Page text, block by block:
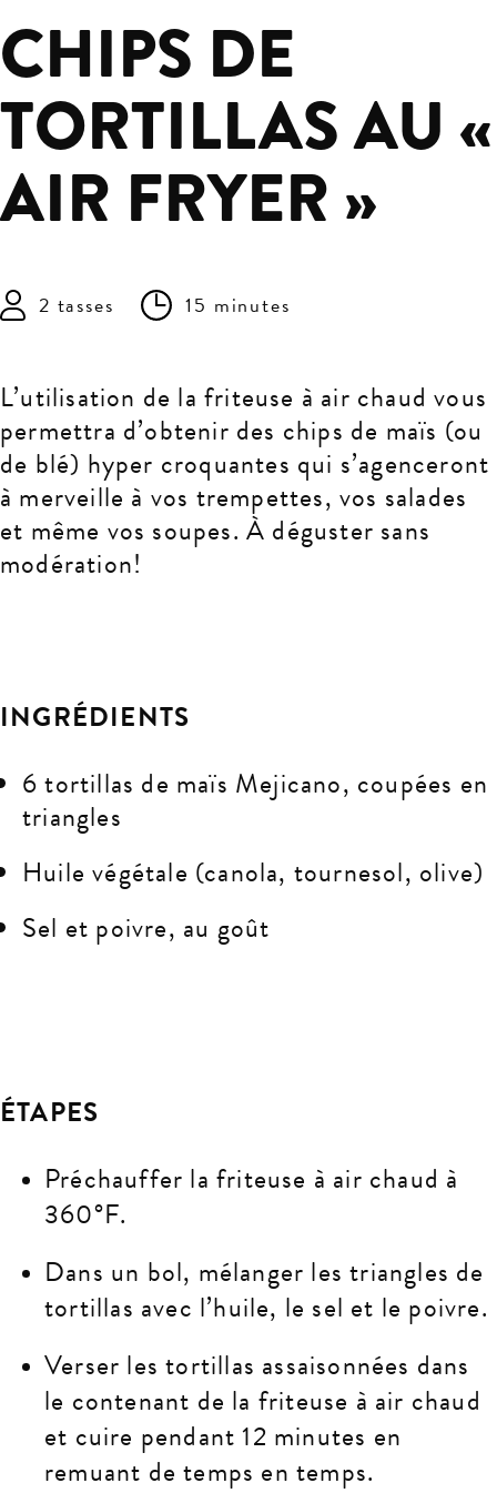
CHIPS DE
TORTILLAS AU «
AIR FRYER »
2 tasses 15 minutes
L’utilisation de la friteuse à air chaud vous
permettra d’obtenir des chips de maïs (ou
de blé) hyper croquantes qui s’agenceront
à merveille à vos trempettes, vos salades
et même vos soupes. À déguster sans
modération!
INGRÉDIENTS
6 tortillas de maïs Mejicano, coupées en
triangles
Huile végétale (canola, tournesol, olive)
Sel et poivre, au goût
ÉTAPES
Préchauffer la friteuse à air chaud à
360°F.
Dans un bol, mélanger les triangles de
tortillas avec l’huile, le sel et le poivre.
Verser les tortillas assaisonnées dans
le contenant de la friteuse à air chaud
et cuire pendant 12 minutes en
remuant de temps en temps.